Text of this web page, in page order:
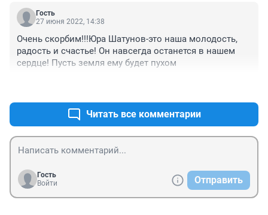
Гость
27 июня 2022, 14:38
Очень скорбим!!!Юра Шатунов-это наша молодость,
радость и счастье! Он навсегда останется в нашем
сердце! Пусть земля ему будет пухом
Читать все комментарии
Гость
Войти
Отправить